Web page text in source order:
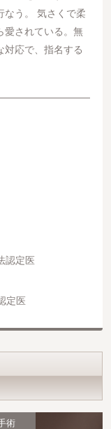
なう。 気さくで柔
愛されている。無
対応で、指名する
認定医
定医
術